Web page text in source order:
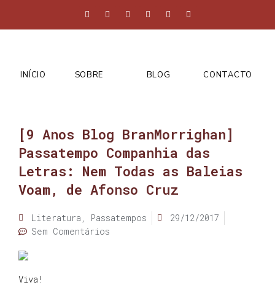
INÍCIO SOBRE BLOG CONTACTO
[9 Anos Blog BranMorrighan]
Passatempo Companhia das
Letras: Nem Todas as Baleias
Voam, de Afonso Cruz
Literatura , Passatempos
29/12/2017
Sem Comentários
Viva!